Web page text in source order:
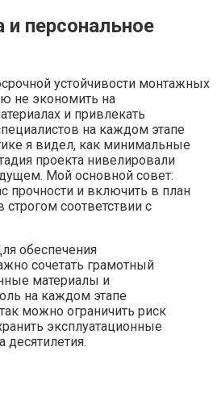
персональное
устойчивости монтажных
не экономить на
и привлекать
на каждом этапе
я видел, как минимальные
проекта нивелировали
Мой основной совет:
прочности и включить в план
соответствии с
обеспечения
сочетать грамотный
материалы и
на каждом этапе
можно ограничить риск
эксплуатационные
десятилетия.